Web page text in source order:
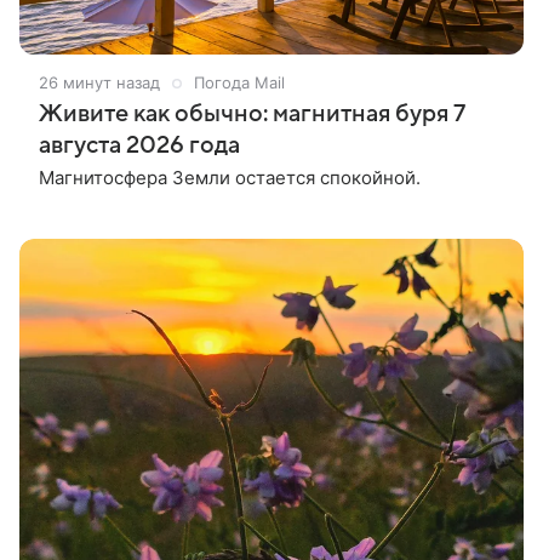
26 минут назад Погода Mail
Живите как обычно: магнитная буря 7
августа 2026 года
Магнитосфера Земли остается спокойной.